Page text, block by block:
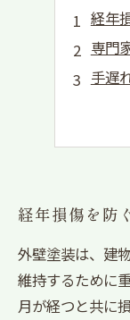
経年
専門
手遅
防
経年損傷を防
外壁塗装は、建
維持するために
月が経つと共に